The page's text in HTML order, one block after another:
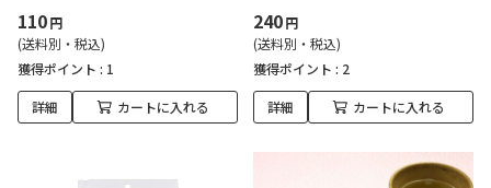
110円
(送料別・税込)
獲得ポイント : 1
詳細 カートに入れる
240円
(送料別・税込)
獲得ポイント : 2
詳細 カートに入れる